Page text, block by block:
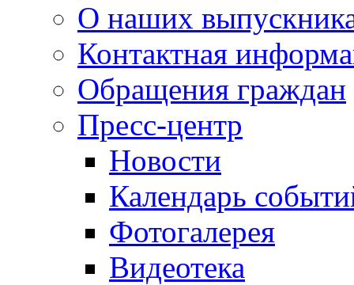
О наших
Контактная
Обращения граждан
Пресс-центр
Новости
Календарь
Фотогалерея
Видеотека